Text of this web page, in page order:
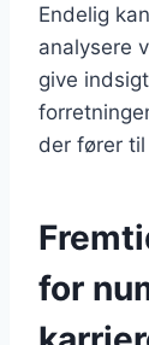
Endelig
analysere
give
der fører
for